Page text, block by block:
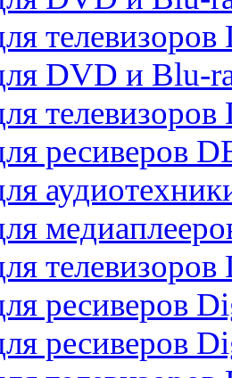
DVD и Blu-
телевизоров
ресиверов
телевизоров
ресиверов
ресиверов